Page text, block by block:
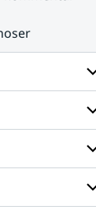
och
till